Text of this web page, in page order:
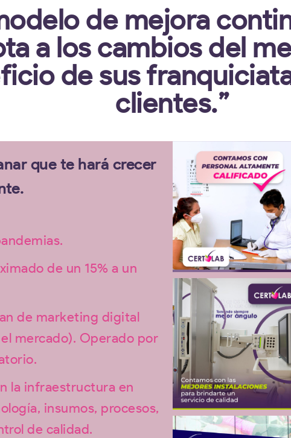
de mejora
a los cambios del
de sus
clientes.”
que te hará crecer
de un 15% a un
de marketing digital
mercado). Operado por
la infraestructura en
insumos, procesos,
de calidad.